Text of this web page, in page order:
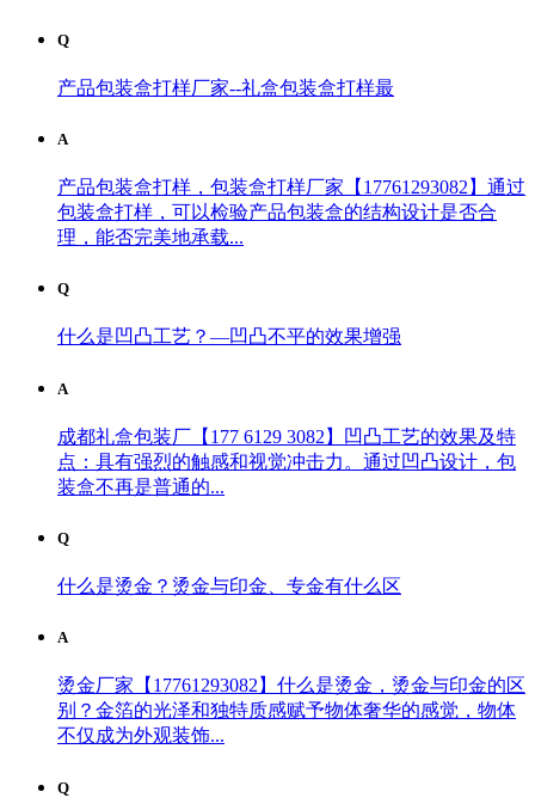
Q
产品包装盒打样厂家--礼盒包装盒打样最
A
产品包装盒打样，包装盒打样厂家【17761293082】通过
包装盒打样，可以检验产品包装盒的结构设计是否合
理，能否完美地承载...
Q
什么是凹凸工艺？—凹凸不平的效果增强
A
成都礼盒包装厂【177 6129 3082】凹凸工艺的效果及特
点：具有强烈的触感和视觉冲击力。通过凹凸设计，包
装盒不再是普通的...
Q
什么是烫金？烫金与印金、专金有什么区
A
烫金厂家【17761293082】什么是烫金，烫金与印金的区
别？金箔的光泽和独特质感赋予物体奢华的感觉，物体
不仅成为外观装饰...
Q